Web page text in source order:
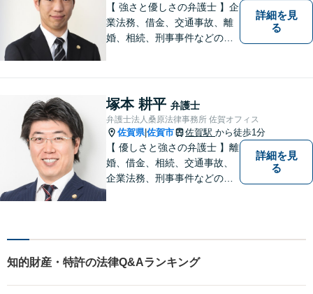
【 強さと優しさの弁護士 】企
業法務、借金、交通事故、離
婚、相続、刑事事件などのご
なリーガルサービスを提供い
たします。
詳細を見
る
塚本 耕平 弁護士
弁護士法人桑原法律事務所 佐賀オフィス
佐賀県|佐賀市 佐賀駅 から徒歩1分
【 優しさと強さの弁護士 】離
婚、借金、相続、交通事故、
企業法務、刑事事件などのご
なリーガルサービスを提供い
たします。
詳細を見
る
知的財産・特許の法律Q&Aランキング